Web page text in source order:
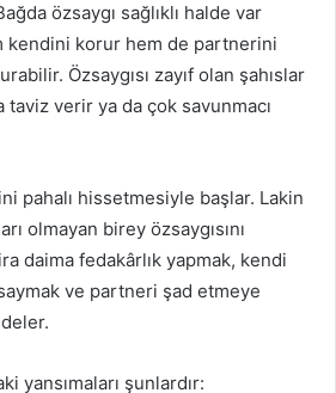
özsaygı sağlıklı halde var
kendini korur hem de partnerini
Özsaygısı zayıf olan şahıslar
taviz verir ya da çok savunmacı
pahalı hissetmesiyle başlar. Lakin
olmayan birey özsaygısını
daima fedakârlık yapmak, kendi
ve partneri şad etmeye
yansımaları şunlardır: